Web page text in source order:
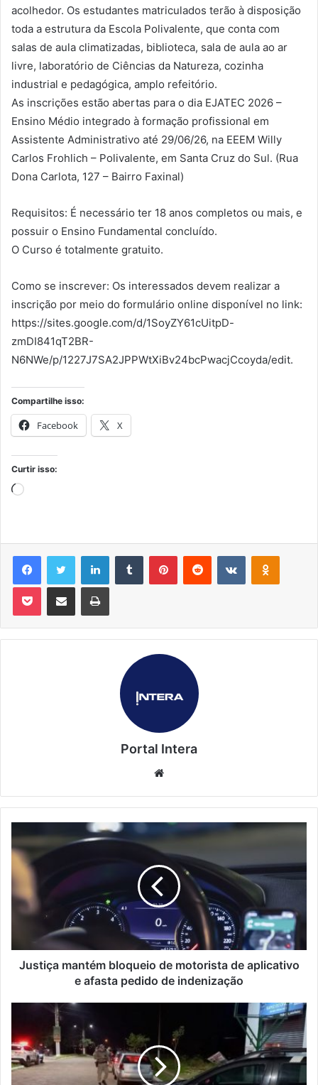
acolhedor. Os estudantes matriculados terão à disposição
toda a estrutura da Escola Polivalente, que conta com
salas de aula climatizadas, biblioteca, sala de aula ao ar
livre, laboratório de Ciências da Natureza, cozinha
industrial e pedagógica, amplo refeitório.
As inscrições estão abertas para o dia EJATEC 2026 –
Ensino Médio integrado à formação profissional em
Assistente Administrativo até 29/06/26, na EEEM Willy
Carlos Frohlich – Polivalente, em Santa Cruz do Sul. (Rua
Dona Carlota, 127 – Bairro Faxinal)
Requisitos: É necessário ter 18 anos completos ou mais, e
possuir o Ensino Fundamental concluído.
O Curso é totalmente gratuito.
Como se inscrever: Os interessados devem realizar a
inscrição por meio do formulário online disponível no link:
https://sites.google.com/d/1SoyZY61cUitpD-
zmDI841qT2BR-
N6NWe/p/1227J7SA2JPPWtXiBv24bcPwacjCcoyda/edit.
Compartilhe isso:
Facebook X
Curtir isso:
Carregando...
FacebookTwitter LinkedinTumblr PinterestReddit VK OK
Pocket Compartilhar via e-mail Imprimir
Portal Intera
Justiça mantém bloqueio de motorista de aplicativo
e afasta pedido de indenização